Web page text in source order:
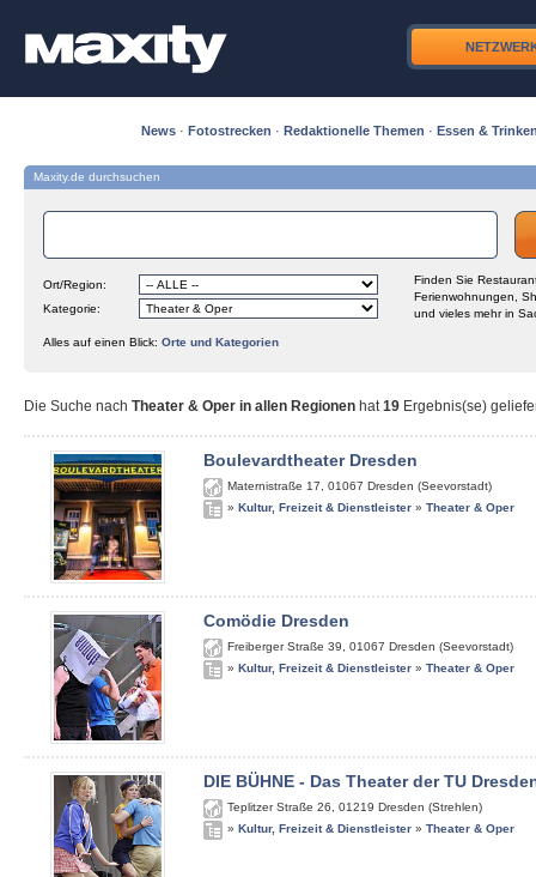
News · Fotostrecken · Redaktionelle Themen · Essen &
Maxity.de durchsuchen
Ort/Region:
Kategorie:
Finden Sie
Ferienwohnungen,
und vieles mehr in
Alles auf einen Blick: Orte und Kategorien
Die Suche nach Theater & Oper in allen Regionen hat19 Ergebnis(se)
Boulevardtheater Dresden
Maternistraße 17 01067 Dresden (Seevorstadt)
» Kultur, Freizeit & Dienstleister » Theater & Oper
Comödie Dresden
Freiberger Straße 39 01067 Dresden (Seevorstadt)
» Kultur, Freizeit & Dienstleister » Theater & Oper
DIE BÜHNE - Das Theater der TU
Teplitzer Straße 26 01219 Dresden (Strehlen)
» Kultur, Freizeit & Dienstleister » Theater & Oper